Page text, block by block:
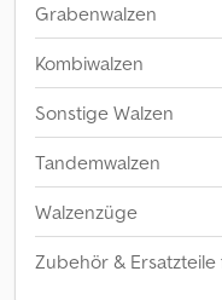
Grabenwalzen
Kombiwalzen
Sonstige Walzen
Tandemwalzen
Walzenzüge
Zubehör &